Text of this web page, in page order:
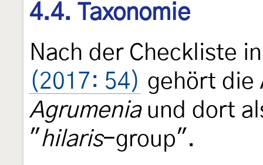
4.4. Taxonomie
Nach der Checkliste
(2017: 54) gehört die
Agrumeniaund dort
"hilaris-group".